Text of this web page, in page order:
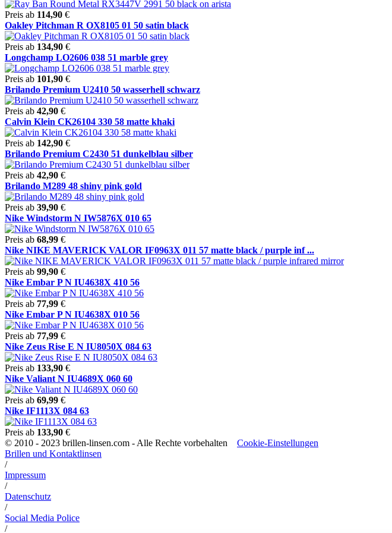
Preis ab 114,90 €
Oakley Pitchman R OX8105 01 50 satin black
Preis ab 134,90 €
Longchamp LO2606 038 51 marble grey
Preis ab 101,90 €
Brilando Premium U2410 50 wasserhell schwarz
Preis ab 42,90 €
Calvin Klein CK26104 330 58 matte khaki
Preis ab 142,90 €
Brilando Premium C2430 51 dunkelblau silber
Preis ab 42,90 €
Brilando M289 48 shiny pink gold
Preis ab 39,90 €
Nike Windstorm N IW5876X 010 65
Preis ab 68,99 €
Nike NIKE MAVERICK VALOR IF0963X 011 57 matte black / purple inf ...
Preis ab 99,90 €
Nike Embar P N IU4638X 410 56
Preis ab 77,99 €
Nike Embar P N IU4638X 010 56
Preis ab 77,99 €
Nike Zeus Rise E N IU8050X 084 63
Preis ab 133,90 €
Nike Valiant N IU4689X 060 60
Preis ab 69,99 €
Nike IF1113X 084 63
Preis ab 133,90 €
© 2010 - 2023 brillen-linsen.com - Alle Rechte vorbehalten Cookie-Einstellungen
Brillen und Kontaktlinsen
/
Impressum
/
Datenschutz
/
Social Media Police
/